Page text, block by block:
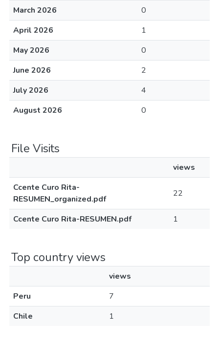
March 2026
0
April 2026
1
May 2026
0
June 2026
2
July 2026
4
August 2026
0
File Visits
views
Ccente Curo Rita-
RESUMEN_organized.pdf
22
Ccente Curo Rita-RESUMEN.pdf 1
Top country views
views
Peru
7
Chile
1